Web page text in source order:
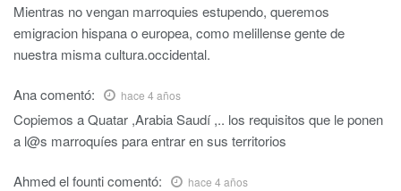
Mientras no vengan marroquies estupendo, queremos
emigracion hispana o europea, como melillense gente de
nuestra misma cultura.occidental.
Anacomentó: hace 4 años
Copiemos a Quatar ,Arabia Saudí ,.. los requisitos que le ponen
a l@s marroquíes para entrar en sus territorios
Ahmed el founticomentó: hace 4 años